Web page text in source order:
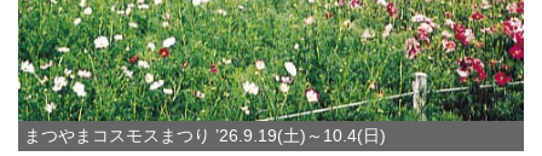
まつやまコスモスまつり ’26.9.19(土)～10.4(日)